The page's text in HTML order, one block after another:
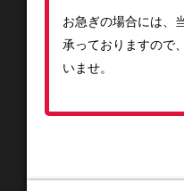
お急ぎの場合には、
承っておりますので
いませ。